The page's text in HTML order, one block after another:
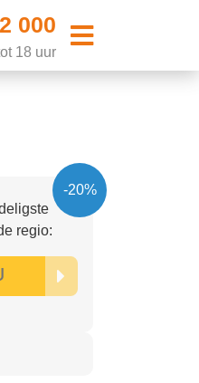
000
18 uur
-20%
regio: